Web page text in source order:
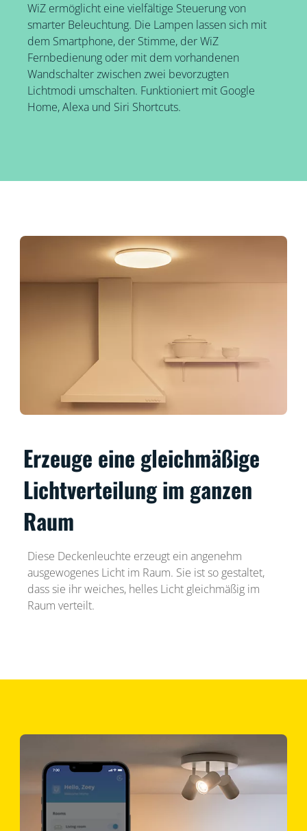
WiZ ermöglicht eine vielfältige Steuerung von
smarter Beleuchtung. Die Lampen lassen sich mit
dem Smartphone, der Stimme, der WiZ
Fernbedienung oder mit dem vorhandenen
Wandschalter zwischen zwei bevorzugten
Lichtmodi umschalten. Funktioniert mit Google
Home, Alexa und Siri Shortcuts.
Erzeuge eine gleichmäßige
Lichtverteilung im ganzen
Raum
Diese Deckenleuchte erzeugt ein angenehm
ausgewogenes Licht im Raum. Sie ist so gestaltet,
dass sie ihr weiches, helles Licht gleichmäßig im
Raum verteilt.